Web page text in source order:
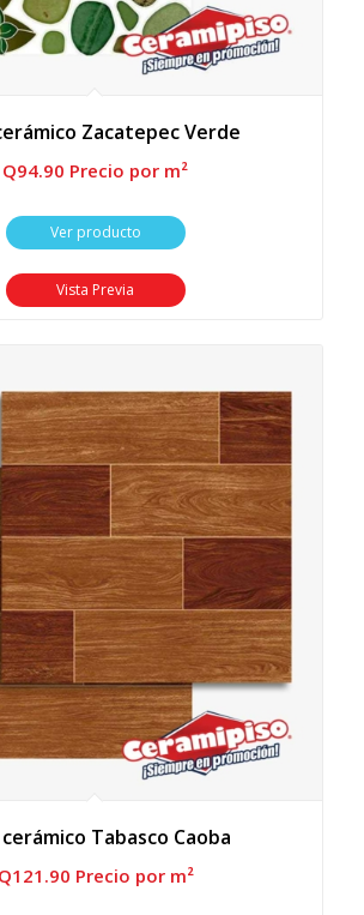
Zacatepec Verde
Q94.90 Precio por m²
Ver producto
Vista Previa
Tabasco Caoba
Q121.90 Precio por m²